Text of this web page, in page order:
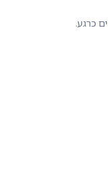
כרגע.